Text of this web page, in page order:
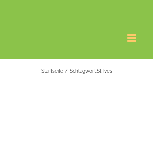
Startseite Schlagwort:St Ives